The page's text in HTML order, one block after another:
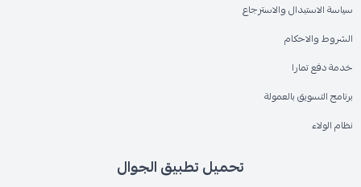
سياسة الاستبدال والاسترجاع
الشروط والاحكام
خدمة دفع تمارا
برنامج التسويق بالعمولة
نظام الولاء
تحميل تطبيق الجوال